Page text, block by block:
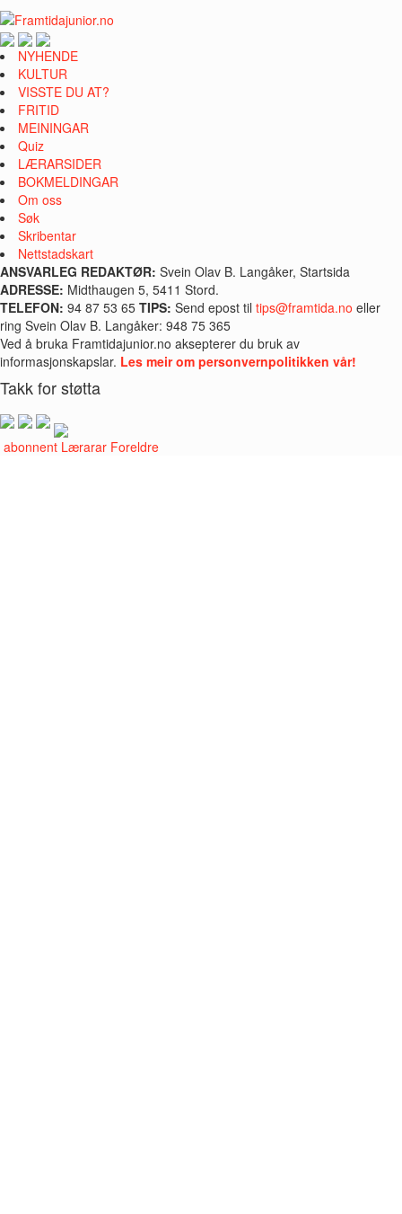
NYHENDE
KULTUR
VISSTE DU AT?
FRITID
MEININGAR
Quiz
LÆRARSIDER
BOKMELDINGAR
Om oss
Søk
Skribentar
Nettstadskart
ANSVARLEG REDAKTØR: Svein Olav B. Langåker, Startsida
ADRESSE: Midthaugen 5, 5411 Stord.
TELEFON: 94 87 53 65 TIPS: Send epost til tips@framtida.no eller
ring Svein Olav B. Langåker: 948 75 365
Ved å bruka Framtidajunior.no aksepterer du bruk av
informasjonskapslar. Les meir om personvernpolitikken vår!
Takk for støtta
abonnent Lærarar Foreldre